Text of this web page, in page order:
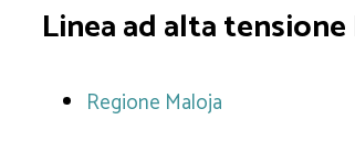
Linea ad alta
Regione Maloja